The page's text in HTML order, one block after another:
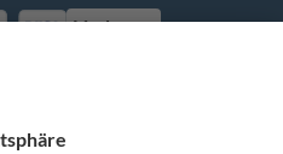
Vorkasse
Social Media